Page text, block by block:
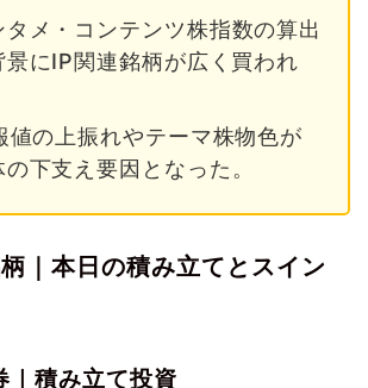
タメ・コンテンツ株指数の算出
景にIP関連銘柄が広く買われ
値の上振れやテーマ株物色が
下支え要因となった。
柄｜本日の積み立てとスイン
｜積み立て投資